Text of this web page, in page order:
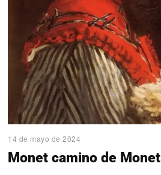
14 de mayo de 2024
Monet camino de Monet